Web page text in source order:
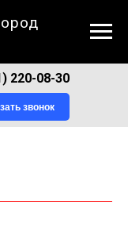
220-08-30
звонок